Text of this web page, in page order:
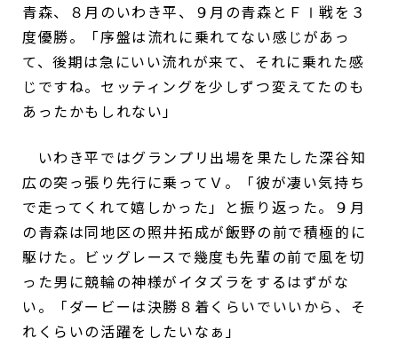
青森、８月のいわき平、９月の青森とＦⅠ戦を３
度優勝。「序盤は流れに乗れてない感じがあっ
て、後期は急にいい流れが来て、それに乗れた感
じですね。セッティングを少しずつ変えてたのも
あったかもしれない」
いわき平ではグランプリ出場を果たした深谷知
広の突っ張り先行に乗ってＶ。「彼が凄い気持ち
で走ってくれて嬉しかった」と振り返った。９月
の青森は同地区の照井拓成が飯野の前で積極的に
駆けた。ビッグレースで幾度も先輩の前で風を切
った男に競輪の神様がイタズラをするはずがな
い。「ダービーは決勝８着くらいでいいから、そ
れくらいの活躍をしたいなぁ」